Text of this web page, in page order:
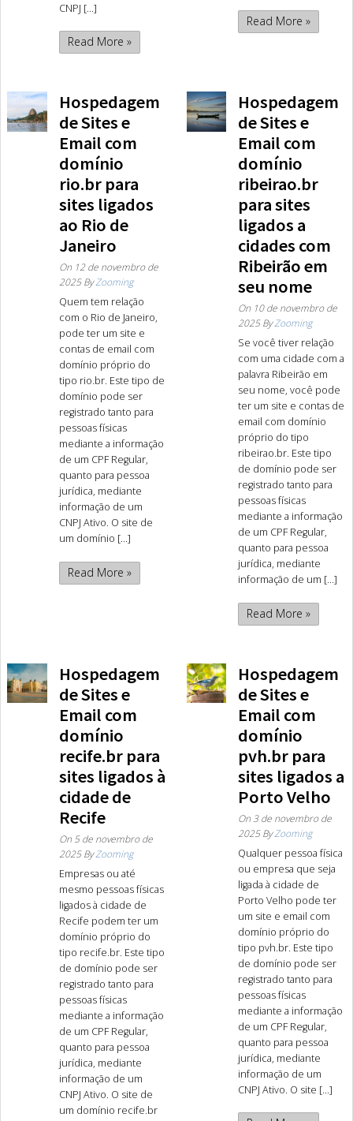
CNPJ [...]
Read More »
Read More »
Hospedagem
de Sites e
Email com
domínio
rio.br para
sites ligados
ao Rio de
Janeiro
On 12 de novembro de
2025ByZooming
Quem tem relação
com o Rio de Janeiro,
pode ter um site e
contas de email com
domínio próprio do
tipo rio.br. Este tipo de
domínio pode ser
registrado tanto para
pessoas físicas
mediante a informação
de um CPF Regular,
quanto para pessoa
jurídica, mediante
informação de um
CNPJ Ativo. O site de
um domínio [...]
Read More »
Hospedagem
de Sites e
Email com
domínio
ribeirao.br
para sites
ligados a
cidades com
Ribeirão em
seu nome
On 10 de novembro de
2025ByZooming
Se você tiver relação
com uma cidade com a
palavra Ribeirão em
seu nome, você pode
ter um site e contas de
email com domínio
próprio do tipo
ribeirao.br. Este tipo
de domínio pode ser
registrado tanto para
pessoas físicas
mediante a informação
de um CPF Regular,
quanto para pessoa
jurídica, mediante
informação de um [...]
Read More »
Hospedagem
de Sites e
Email com
domínio
recife.br para
sites ligados à
cidade de
Recife
On 5 de novembro de
2025ByZooming
Empresas ou até
mesmo pessoas físicas
ligados à cidade de
Recife podem ter um
domínio próprio do
tipo recife.br. Este tipo
de domínio pode ser
registrado tanto para
pessoas físicas
mediante a informação
de um CPF Regular,
quanto para pessoa
jurídica, mediante
informação de um
CNPJ Ativo. O site de
um domínio recife.br
Hospedagem
de Sites e
Email com
domínio
pvh.br para
sites ligados a
Porto Velho
On 3 de novembro de
2025ByZooming
Qualquer pessoa física
ou empresa que seja
ligada à cidade de
Porto Velho pode ter
um site e email com
domínio próprio do
tipo pvh.br. Este tipo
de domínio pode ser
registrado tanto para
pessoas físicas
mediante a informação
de um CPF Regular,
quanto para pessoa
jurídica, mediante
informação de um
CNPJ Ativo. O site [...]